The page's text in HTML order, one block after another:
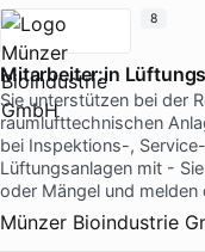
Mitarbeiter:in
Sie unterstützen bei der
raumlufttechnischen
bei Inspektions-,
Lüftungsanlagen mit -
oder Mängel und
Münzer Bioindustrie
8